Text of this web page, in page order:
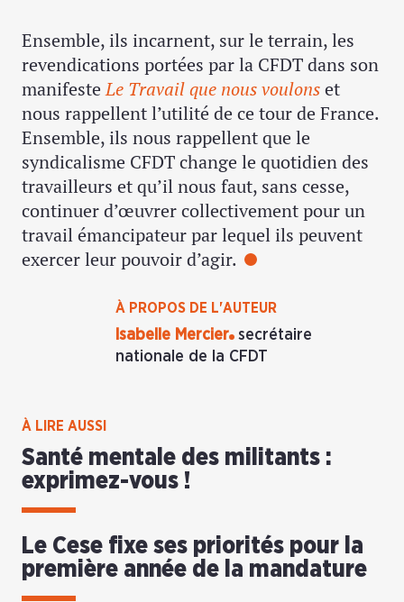
À PROPOS DE L'AUTEUR
Isabelle Mercier secrétaire
nationale de la CFDT
Ensemble, ils incarnent, sur le terrain, les
revendications portées par la CFDT dans son
manifesteLe Travail que nous voulonset
nous rappellent l’utilité de ce tour de France.
Ensemble, ils nous rappellent que le
syndicalisme CFDT change le quotidien des
travailleurs et qu’il nous faut, sans cesse,
continuer d’œuvrer collectivement pour un
travail émancipateur par lequel ils peuvent
exercer leur pouvoir d’agir.
À LIRE AUSSI
Santé mentale des militants :
exprimez-vous !
Le Cese fixe ses priorités pour la
première année de la mandature